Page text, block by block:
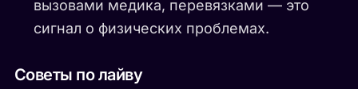
вызовами медика, перевязками — это
сигнал о физических проблемах.
Советы по лайву